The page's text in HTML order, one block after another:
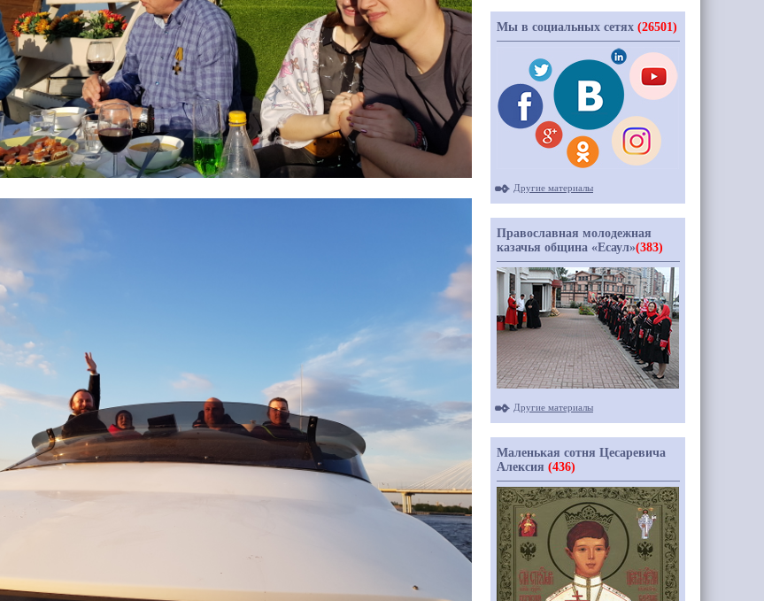
Мы в социальных сетях (26501)
Другие материалы
Православная молодежная
казачья община «Есаул»(383)
Другие материалы
Маленькая сотня Цесаревича
Алексия (436)